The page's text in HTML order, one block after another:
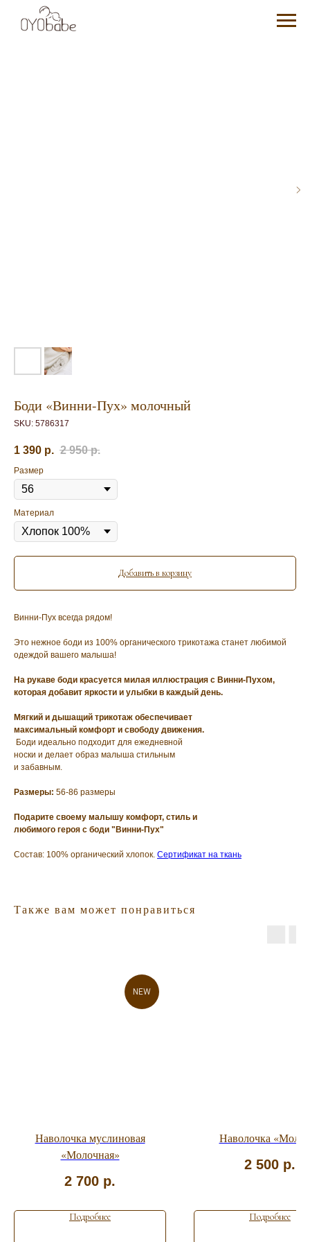
Боди «Винни-Пух» молочный
SKU: 5786317
1 390 р. 2 950 р.
Размер
Материал
Добавить в корзину
Винни-Пух всегда рядом!
Это нежное боди из 100% органического трикотажа станет любимой
одеждой вашего малыша!
На рукаве боди красуется милая иллюстрация с Винни-Пухом,
которая добавит яркости и улыбки в каждый день.
Мягкий и дышащий трикотаж обеспечивает
максимальный комфорт и свободу движения.
Боди идеально подходит для ежедневной
носки и делает образ малыша стильным
и забавным.
Размеры: 56-86 размеры
Подарите своему малышу комфорт, стиль и
любимого героя с боди "Винни-Пух"
Состав: 100% органический хлопок. Сертификат на ткань
Также вам может понравиться
NEW
Наволочка муслиновая
«Молочная»
2 700 р.
Подробнее
Наволочка
2 500 р.
Подробнее